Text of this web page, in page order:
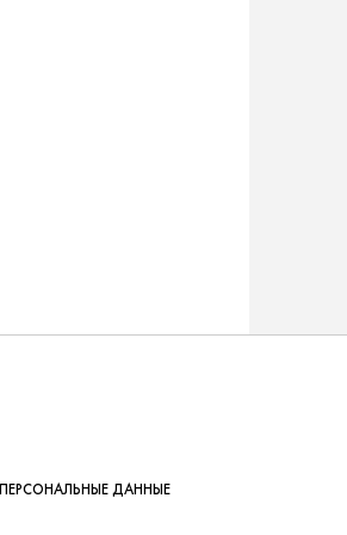
ПЕРСОНАЛЬНЫЕ ДАННЫЕ